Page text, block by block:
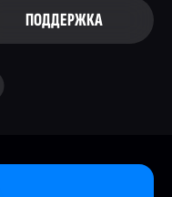
ПОДДЕРЖКА